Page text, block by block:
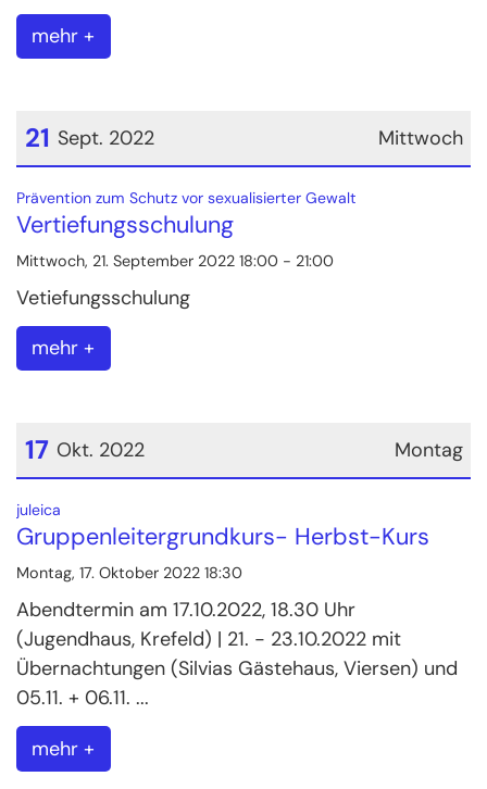
mehr +
Mittwoch
21 Sept. 2022
Datum: 21. September 2022
Prävention zum Schutz vor sexualisierter Gewalt
Vertiefungsschulung
Mittwoch, 21. September 2022 18:00 - 21:00
Vetiefungsschulung
mehr +
Montag
17 Okt. 2022
Datum: 17. Oktober 2022
juleica
Gruppenleitergrundkurs- Herbst-Kurs
Montag, 17. Oktober 2022 18:30
Abendtermin am 17.10.2022, 18.30 Uhr
(Jugendhaus, Krefeld) | 21. - 23.10.2022 mit
Übernachtungen (Silvias Gästehaus, Viersen) und
05.11. + 06.11. ...
mehr +